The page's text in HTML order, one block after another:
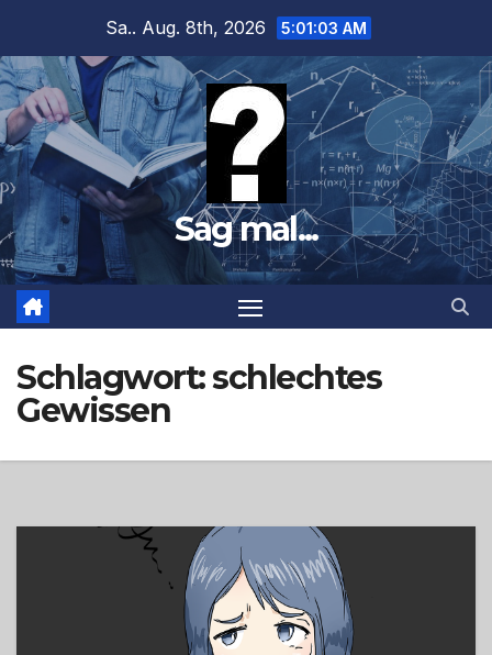
springen
Sa.. Aug. 8th, 2026 5:01:04 AM
Sag mal...
Schlagwort:schlechtes
Gewissen